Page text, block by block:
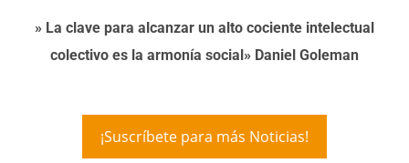
» La clave para alcanzar un alto cociente intelectual
colectivo es la armonía social» Daniel Goleman
¡Suscríbete para más Noticias!